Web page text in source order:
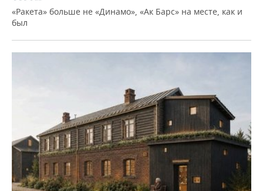
«Ракета» больше не «Динамо», «Ак Барс» на месте, как и
был